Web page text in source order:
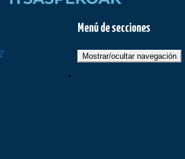
Menú de secciones
Mostrar/ocultar navegación